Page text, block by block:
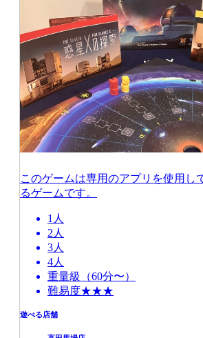
このゲームは専用のアプリを使用し
るゲームです。
1人
2人
3人
4人
重量級（60分〜）
難易度★★★
遊べる店舗